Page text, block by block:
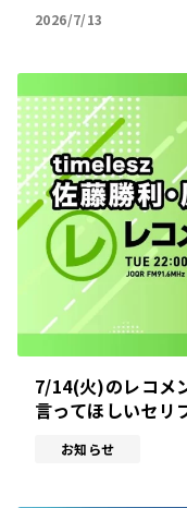
2026/7/13
7/14(火)のレコメ
言ってほしいセリ
お知らせ